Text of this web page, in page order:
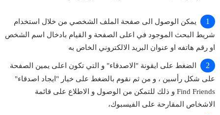
يمكن الوصول الى صفحة الملف الشخصي من خلال استخدام
شريط البحث الموجود في اعلى الصفحة و القيام بادخال اسم الشخص
او رقم هاتفه او عنوان البريد الالكتروني الخاص به
الضغط على ايقونة "الاصدقاء" و التي تكون اعلى يمين الصفحة
على شكل رأسين ، و من ثم نقوم بالضغط على خيار "ايجاد اصدقاء"
Find Friends و ذلك للتمكن من الوصول و الاطلاع على قائمة
الاشخاص المقارحة على الفيسبوك،